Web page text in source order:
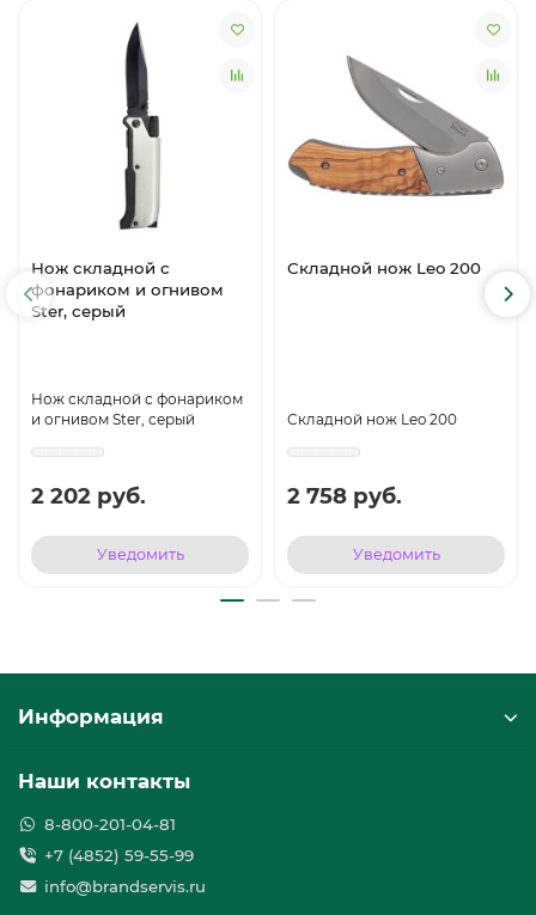
Нож складной с
фонариком и огнивом
Ster, серый
Нож складной с фонариком
и огнивом Ster, серый
2 202 руб.
Уведомить
Складной нож Leo 200
Складной нож Leo 200
2 758 руб.
Уведомить
Информация
Наши контакты
8-800-201-04-81
+7 (4852) 59-55-99
info@brandservis.ru